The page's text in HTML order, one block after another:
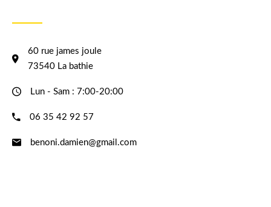
60 rue james joule
73540 La bathie
Lun - Sam : 7:00-20:00
06 35 42 92 57
benoni.damien@gmail.com